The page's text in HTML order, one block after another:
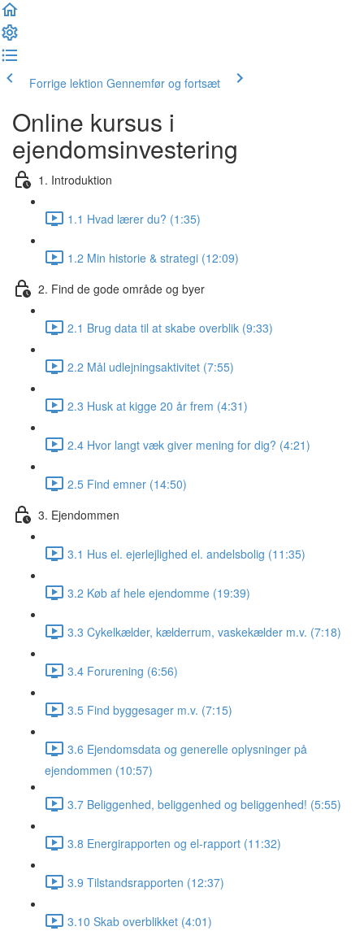
Forrige lektion Gennemfør og fortsæt
Online kursus i
ejendomsinvestering
1. Introduktion
1.1 Hvad lærer du? (1:35)
1.2 Min historie & strategi (12:09)
2. Find de gode område og byer
2.1 Brug data til at skabe overblik (9:33)
2.2 Mål udlejningsaktivitet (7:55)
2.3 Husk at kigge 20 år frem (4:31)
2.4 Hvor langt væk giver mening for dig? (4:21)
2.5 Find emner (14:50)
3. Ejendommen
3.1 Hus el. ejerlejlighed el. andelsbolig (11:35)
3.2 Køb af hele ejendomme (19:39)
3.3 Cykelkælder, kælderrum, vaskekælder m.v. (7:18)
3.4 Forurening (6:56)
3.5 Find byggesager m.v. (7:15)
3.6 Ejendomsdata og generelle oplysninger på
ejendommen (10:57)
3.7 Beliggenhed, beliggenhed og beliggenhed! (5:55)
3.8 Energirapporten og el-rapport (11:32)
3.9 Tilstandsrapporten (12:37)
3.10 Skab overblikket (4:01)